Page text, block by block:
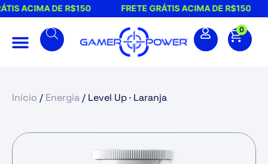
GRÁTIS ACIMA DE R$150 FRETE GRÁTIS ACIMA DE
0
Início / Energia / Level Up · Laranja